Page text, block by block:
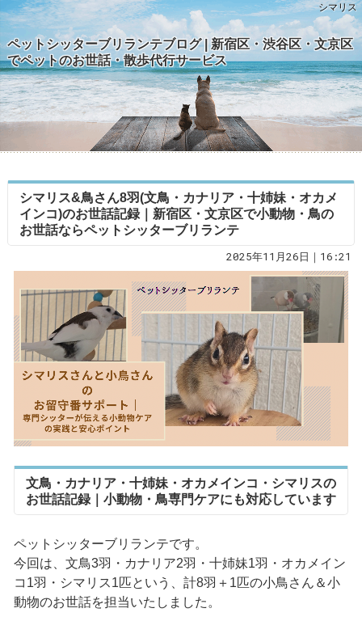
シマリス
ペットシッターブリランテブログ | 新宿区・渋谷区・文京区
でペットのお世話・散歩代行サービス
シマリス&鳥さん8羽(文鳥・カナリア・十姉妹・オカメ
インコ)のお世話記録｜新宿区・文京区で小動物・鳥の
お世話ならペットシッターブリランテ
2025年11月26日｜16:21
文鳥・カナリア・十姉妹・オカメインコ・シマリスの
お世話記録｜小動物・鳥専門ケアにも対応しています
ペットシッターブリランテです。
今回は、文鳥3羽・カナリア2羽・十姉妹1羽・オカメイン
コ1羽・シマリス1匹という、計8羽＋1匹の小鳥さん＆小
動物のお世話を担当いたしました。